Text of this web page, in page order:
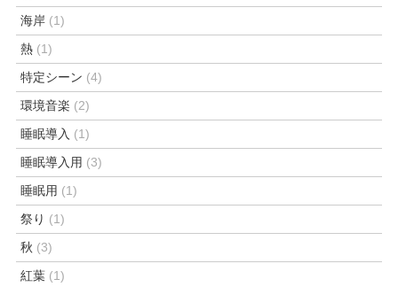
海岸 (1)
熱 (1)
特定シーン (4)
環境音楽 (2)
睡眠導入 (1)
睡眠導入用 (3)
睡眠用 (1)
祭り (1)
秋 (3)
紅葉 (1)